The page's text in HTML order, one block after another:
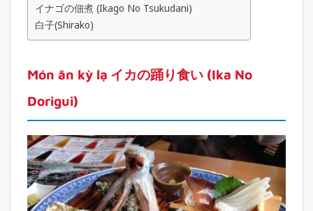
イナゴの佃煮 (Ikago No Tsukudani)
白子(Shirako)
Món ăn kỳ lạ イカの踊り食い (Ika No
Dorigui)